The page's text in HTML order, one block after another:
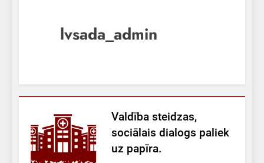
lvsada_admin
Valdība steidzas,
sociālais dialogs paliek
uz papīra.